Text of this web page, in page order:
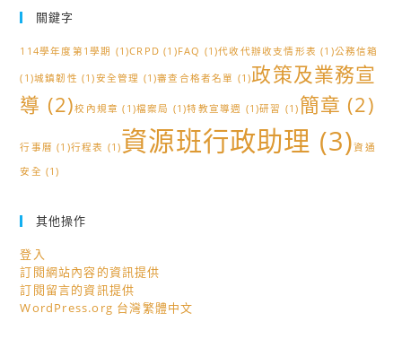
關鍵字
114學年度第1學期 (1)CRPD (1)FAQ (1)代收代辦收支情形表 (1)公務信箱
(1)城鎮韌性 (1)安全管理 (1)審查合格者名單 (1)政策及業務宣
導 (2)校內規章 (1)檔案局 (1)特教宣導週 (1)研習 (1) 簡章 (2)
行事曆 (1)行程表 (1)資源班行政助理 (3)資通
安全 (1)
其他操作
登入
訂閱網站內容的資訊提供
訂閱留言的資訊提供
WordPress.org 台灣繁體中文